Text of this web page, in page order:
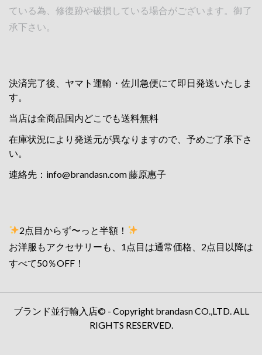
ている為、修復跡や破損している場合がございます。御了
承下さい。
決済完了後、ヤマト運輸・佐川急便にて即日発送いたしま
す。
当店は全商品国内どこでも送料無料
在庫状況により発送元が異なりますので、予めご了承下さ
い。
連絡先： info@brandasn.com藤原惠子
2点目からず〜っと半額！
お洋服もアクセサリーも、1点目は通常価格、2点目以降は
すべて50％OFF！
ブランド並行輸入店© - Copyright brandasn CO.,LTD. ALL
RIGHTS RESERVED.